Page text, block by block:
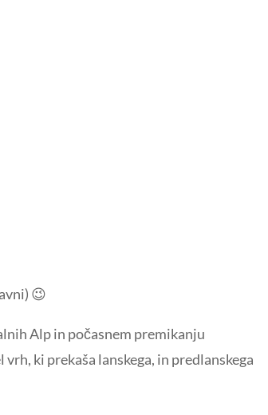
😉
Alp in počasnem premikanju
ki prekaša lanskega, in predlanskega